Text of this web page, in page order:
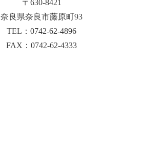
〒630-8421
奈良県奈良市藤原町93
TEL：0742-62-4896
FAX：0742-62-4333